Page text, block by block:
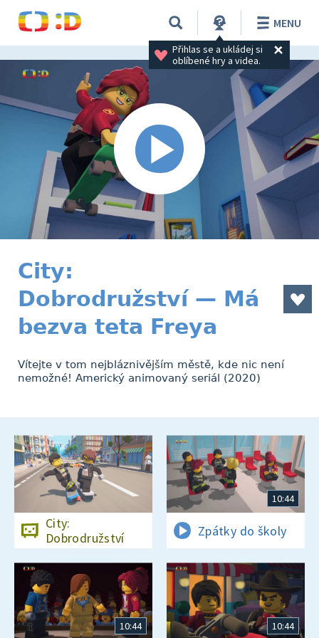
Přihlas se a ukládej si
oblíbené hry a videa.
MENU
City:
Dobrodružství — Má
bezva teta Freya
Vítejte v tom nejbláznivějším městě, kde nic není
nemožné! Americký animovaný seriál (2020)
City:
Dobrodružství
10:44
Zpátky do školy
10:44 10:44